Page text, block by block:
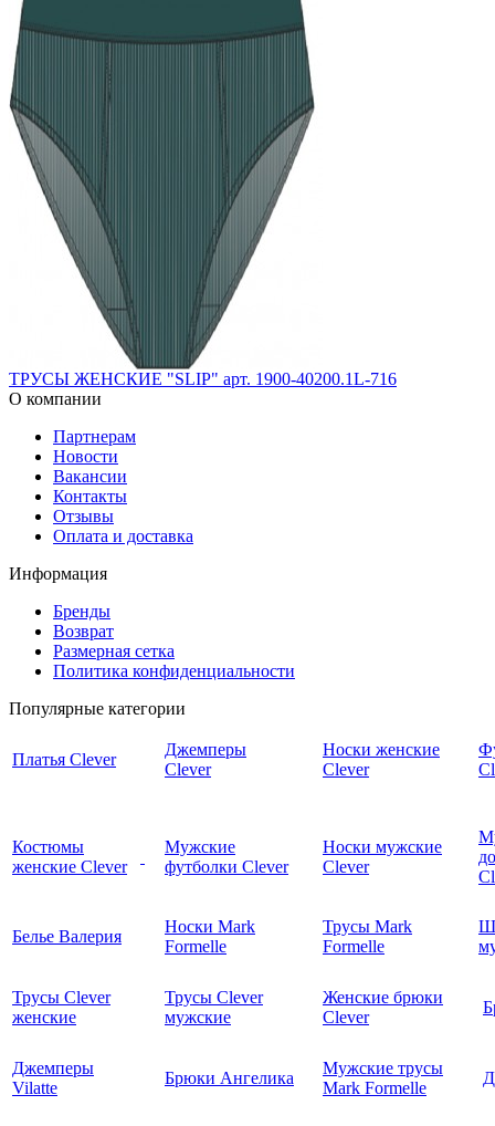
ТРУСЫ ЖЕНСКИЕ "SLIP" арт. 1900-40200.1L-716
О компании
Партнерам
Новости
Вакансии
Контакты
Отзывы
Оплата и доставка
Информация
Бренды
Возврат
Размерная сетка
Политика конфиденциальности
Популярные категории
Платья Clever
Джемперы
Clever
Носки женские
Clever
Костюмы
женские Clever
Мужские
футболки Clever
Носки мужские
Clever
Белье Валерия
Носки Mark
Formelle
Трусы Mark
Formelle
Трусы Clever
женские
Трусы Clever
мужские
Женские брюки
Clever
Джемперы
Vilatte
Брюки Ангелика
Мужские трусы
Mark Formelle